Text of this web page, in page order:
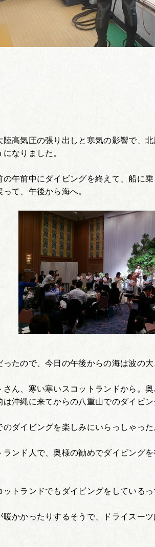
陸高気圧の張り出しと寒気の影響で、
なりました。
の午前中にダイビングを終えて、船に
て、午後から海へ。
ったので、今日の午後からの海は波の
さん、寒い寒いスコットランドから。
は沖縄に来てからの八重山でのダイビン
ダイビングを楽しみにいらっしゃった
ランド人で、奥様の勧めでダイビング
トランドでもダイビングをしているっ
暖かかったりするそうで、ドライスー